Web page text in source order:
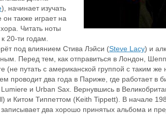
), начинает изучать
также играет на
Читать ноты
20-ти годам.
под влиянием Стива Лэйси (Steve Lacy) и
Перед тем, как отправиться в Лондон,
(не путать с американской группой с таким
проводит два года в Париже, где работает в
и Urban Sax. Вернувшись в
и Китом Типпеттом (Keith Tippett). В начале
два хорошо принятых альбома и